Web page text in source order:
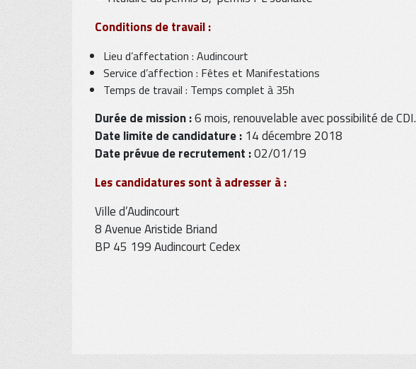
Conditions de travail :
Lieu d’affectation : Audincourt
Service d’affection : Fêtes et Manifestations
Temps de travail : Temps complet à 35h
Durée de mission :6 mois, renouvelable avec possibilité de CDI.
Date limite de candidature : 14 décembre 2018
Date prévue de recrutement :02/01/19
Les candidatures sont à adresser à :
Ville d’Audincourt
8 Avenue Aristide Briand
BP 45 199 Audincourt Cedex